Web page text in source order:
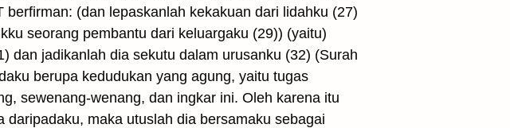
(dan lepaskanlah kekakuan dari lidahku (27)
seorang pembantu dari keluargaku (29)) (yaitu)
dan jadikanlah dia sekutu dalam urusanku (32) (Surah
berupa kedudukan yang agung, yaitu tugas
sewenang-wenang, dan ingkar ini. Oleh karena itu
maka utuslah dia bersamaku sebagai